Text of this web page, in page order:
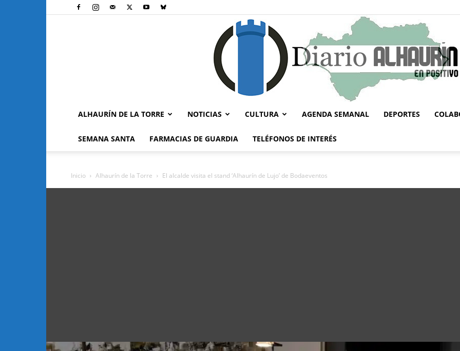
ALHAURÍN DE LA TORRE NOTICIAS CULTURA AGENDA SEMANAL DEPORTES
SEMANA SANTA FARMACIAS DE GUARDIA TELÉFONOS DE INTERÉS
Inicio Alhaurín de la Torre El alcalde visita el stand ‘Alhaurín de Lujo’ de Bodaeventos